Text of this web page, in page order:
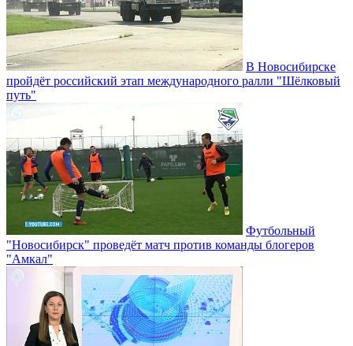
В Новосибирске
пройдёт российский этап международного ралли "Шёлковый
путь"
Футбольный
"Новосибирск" проведёт матч против команды блогеров
"Амкал"